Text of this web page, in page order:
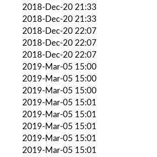
2018-Dec-20 21:33
2018-Dec-20 21:33
2018-Dec-20 22:07
2018-Dec-20 22:07
2018-Dec-20 22:07
2019-Mar-05 15:00
2019-Mar-05 15:00
2019-Mar-05 15:00
2019-Mar-05 15:01
2019-Mar-05 15:01
2019-Mar-05 15:01
2019-Mar-05 15:01
2019-Mar-05 15:01